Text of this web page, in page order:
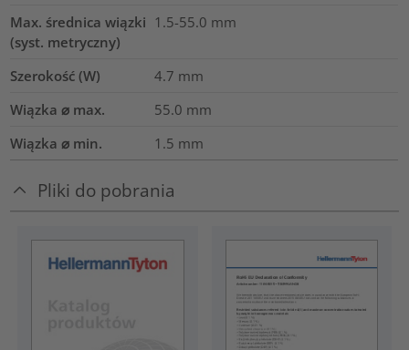
Max. średnica wiązki
(syst. metryczny)
1.5-55.0 mm
Szerokość (W) 4.7 mm
Wiązka ⌀ max.
55.0 mm
Wiązka ⌀ min.
1.5 mm
Pliki do pobrania